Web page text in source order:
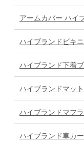
アームカバー ハイ
ハイブランドビキ
ハイブランド下着
ハイブランドマット
ハイブランドマフ
ハイブランド車カ